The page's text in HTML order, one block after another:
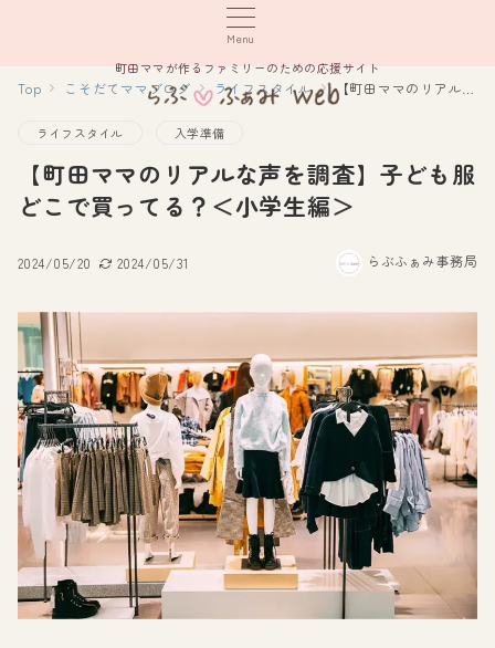
Menu
町田ママが作るファミリーのための応援サイト
Top こそだてママブログ ライフスタイル 【町田ママのリアルな声を調査】子ども服どこで買ってる？＜小学生編＞
ライフスタイル 入学準備
【町田ママのリアルな声を調査】子ども服
どこで買ってる？＜小学生編＞
2024/05/20 2024/05/31 らぶふぁみ事務局